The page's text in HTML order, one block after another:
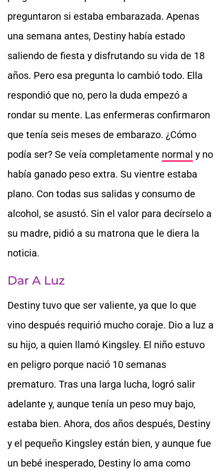
preguntaron si estaba embarazada. Apenas
una semana antes, Destiny había estado
saliendo de fiesta y disfrutando su vida de 18
años. Pero esa pregunta lo cambió todo. Ella
respondió que no, pero la duda empezó a
rondar su mente. Las enfermeras confirmaron
que tenía seis meses de embarazo. ¿Cómo
podía ser? Se veía completamente normal y no
había ganado peso extra. Su vientre estaba
plano. Con todas sus salidas y consumo de
alcohol, se asustó. Sin el valor para decírselo a
su madre, pidió a su matrona que le diera la
noticia.
Dar A Luz
Destiny tuvo que ser valiente, ya que lo que
vino después requirió mucho coraje. Dio a luz a
su hijo, a quien llamó Kingsley. El niño estuvo
en peligro porque nació 10 semanas
prematuro. Tras una larga lucha, logró salir
adelante y, aunque tenía un peso muy bajo,
estaba bien. Ahora, dos años después, Destiny
y el pequeño Kingsley están bien, y aunque fue
un bebé inesperado, Destiny lo ama como